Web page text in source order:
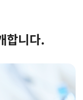
합니다.